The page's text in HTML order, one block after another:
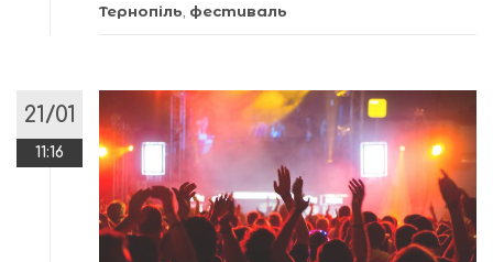
Тернопіль фестиваль
21/01
11:16